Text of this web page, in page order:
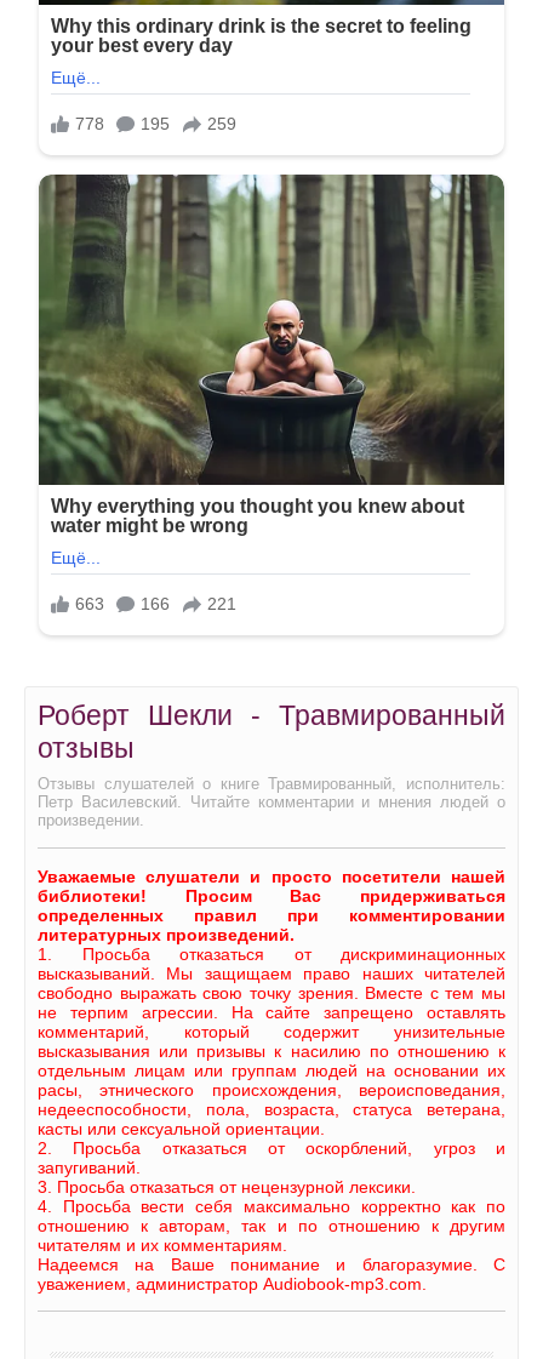
Роберт Шекли - Травмированный
отзывы
Отзывы слушателей о книге Травмированный, исполнитель:
Петр Василевский. Читайте комментарии и мнения людей о
произведении.
Уважаемые слушатели и просто посетители нашей
библиотеки! Просим Вас придерживаться
определенных правил при комментировании
литературных произведений.
1. Просьба отказаться от дискриминационных
высказываний. Мы защищаем право наших читателей
свободно выражать свою точку зрения. Вместе с тем мы
не терпим агрессии. На сайте запрещено оставлять
комментарий, который содержит унизительные
высказывания или призывы к насилию по отношению к
отдельным лицам или группам людей на основании их
расы, этнического происхождения, вероисповедания,
недееспособности, пола, возраста, статуса ветерана,
касты или сексуальной ориентации.
2. Просьба отказаться от оскорблений, угроз и
запугиваний.
3. Просьба отказаться от нецензурной лексики.
4. Просьба вести себя максимально корректно как по
отношению к авторам, так и по отношению к другим
читателям и их комментариям.
Надеемся на Ваше понимание и благоразумие. С
уважением, администратор Audiobook-mp3.com.